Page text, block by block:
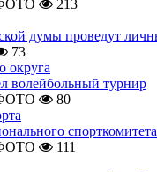
213
думы проведут
73
округа
волейбольный турнир
80
111